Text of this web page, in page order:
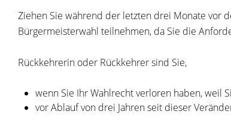
Ziehen Sie während der letzten drei Monate vor
Bürgermeisterwahl teilnehmen, da Sie die
Rückkehrerin oder Rückkehrer sind Sie,
wenn Sie Ihr Wahlrecht verloren haben, weil
vor Ablauf von drei Jahren seit dieser